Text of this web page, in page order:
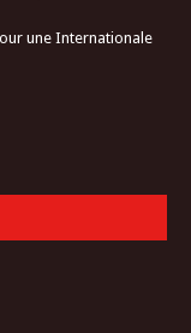
une Internationale